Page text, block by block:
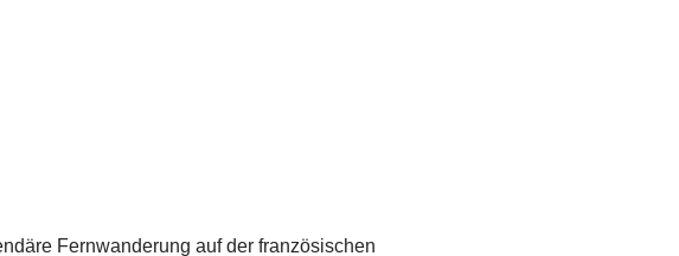
Fernwanderung auf der französischen